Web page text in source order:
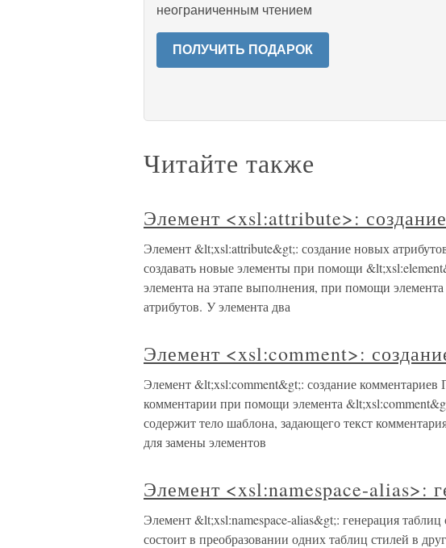
неограниченным чтением
ПОЛУЧИТЬ ПОДАРОК
Читайте также
Элемент <xsl:attribute>:
Элемент &lt;xsl:attribute&gt;: создание новых
создавать новые элементы при помощи
элемента на этапе выполнения, при помощи
атрибутов. У элемента два
Элемент <xsl:comment>:
Элемент &lt;xsl:comment&gt;: создание комментариев
комментарии при помощи элемента
содержит тело шаблона, задающего текст
для замены элементов
Элемент <xsl:namespace-alias>:
Элемент &lt;xsl:namespace-alias&gt;: генерация
состоит в преобразовании одних таблиц стилей в